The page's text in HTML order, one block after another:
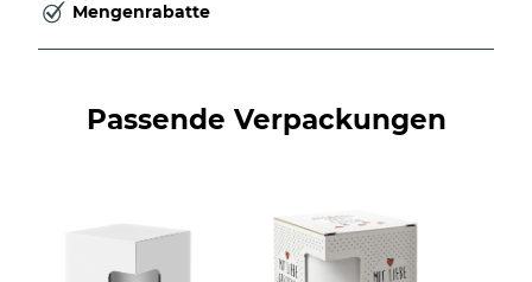
Mengenrabatte
Passende Verpackungen